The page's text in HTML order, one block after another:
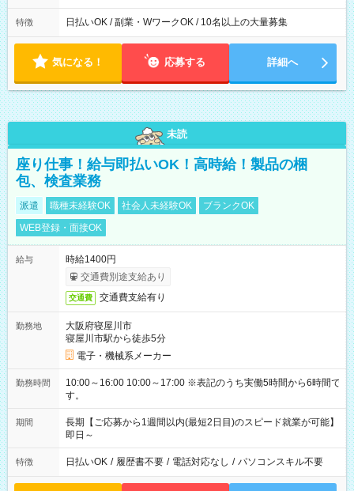
特徴 日払いOK / 副業・WワークOK / 10名以上の大量募集
気になる！ 応募する 詳細へ
未読
座り仕事！給与即払いOK！高時給！製品の梱
包、検査業務
派遣 職種未経験OK 社会人未経験OK
ブランクOK
WEB登録・面接OK
給与
時給1400円
交通費別途支給あり
交通費 交通費支給有り
勤務地
大阪府寝屋川市
寝屋川市駅から徒歩5分
電子・機械系メーカー
勤務時間
10:00～16:00 10:00～17:00 ※表記のうち実働5時間から6時間で
す。
期間
長期【ご応募から1週間以内(最短2日目)のスピード就業が可能】
即日～
特徴 日払いOK / 履歴書不要 / 電話対応なし / パソコンスキル不要